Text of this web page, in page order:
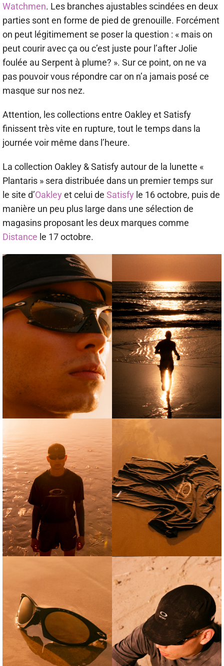
Watchmen. Les branches ajustables scindées en deux
parties sont en forme de pied de grenouille. Forcément
on peut légitimement se poser la question : « mais on
peut courir avec ça ou c’est juste pour l’after Jolie
foulée au Serpent à plume? ». Sur ce point, on ne va
pas pouvoir vous répondre car on n’a jamais posé ce
masque sur nos nez.
Attention, les collections entre Oakley et Satisfy
finissent très vite en rupture, tout le temps dans la
journée voir même dans l’heure.
La collection Oakley & Satisfy autour de la lunette «
Plantaris » sera distribuée dans un premier temps sur
le site d’Oakley et celui de Satisfy le 16 octobre, puis de
manière un peu plus large dans une sélection de
magasins proposant les deux marques comme
Distance le 17 octobre.